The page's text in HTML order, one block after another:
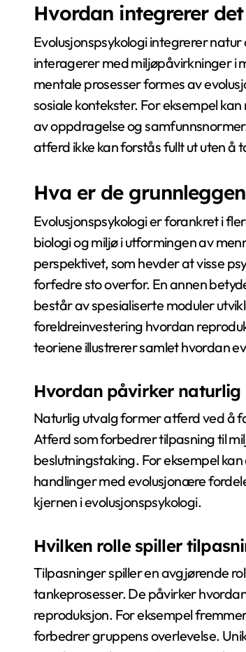
Hvordan integrerer
Evolusjonspsykologi integrerer
interagerer med miljøpåvirkninger i
mentale prosesser formes av
sosiale kontekster. For eksempel
av oppdragelse og
atferd ikke kan forstås fullt ut uten å
Hva er de
Evolusjonspsykologi er forankret i
biologi og miljø i utformingen av
perspektivet, som hevder at visse
forfedre sto overfor. En annen
består av spesialiserte moduler
foreldreinvestering hvordan
teoriene illustrerer samlet hvordan
Hvordan påvirker naturlig
Naturlig utvalg former atferd ved å
Atferd som forbedrer tilpasning til
beslutningstaking. For eksempel
handlinger med evolusjonære
kjernen i evolusjonspsykologi.
Hvilken rolle spiller
Tilpasninger spiller en avgjørende
tankeprosesser. De påvirker
reproduksjon. For eksempel
forbedrer gruppens overlevelse.